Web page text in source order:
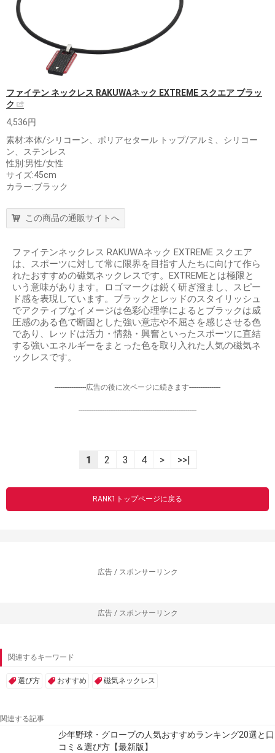
ファイテン ネックレス RAKUWAネック EXTREME スクエア ブラッ
ク
4,536円
素材:本体/シリコーン、ポリアセタール トップ/アルミ、シリコー
ン、ステンレス
性別:男性/女性
サイズ:45cm
カラー:ブラック
この商品の通販サイトへ
ファイテンネックレス RAKUWAネック EXTREME スクエア
は、スポーツに対して常に限界を目指す人たちに向けて作ら
れたおすすめの磁気ネックレスです。EXTREMEとは極限と
いう意味があります。ロゴマークは鋭く研ぎ澄まし、スピー
ド感を表現しています。ブラックとレッドのスタイリッシュ
でアクティブなイメージは色彩心理学によるとブラックは威
圧感のある色で断固とした強い意志や不屈さを感じさせる色
であり、レッドは活力・情熱・興奮といったスポーツに直結
する強いエネルギーをまとった色を取り入れた人気の磁気ネ
ックレスです。
-----------------広告の後に次ページに続きます-----------------
----------------------------------------------------------------
1 2 3 4 > >>|
RANK1トップページに戻る
広告 / スポンサーリンク
広告 / スポンサーリンク
関連するキーワード
選び方 おすすめ 磁気ネックレス
関連する記事
少年野球・グローブの人気おすすめランキング20選と口
コミ＆選び方【最新版】